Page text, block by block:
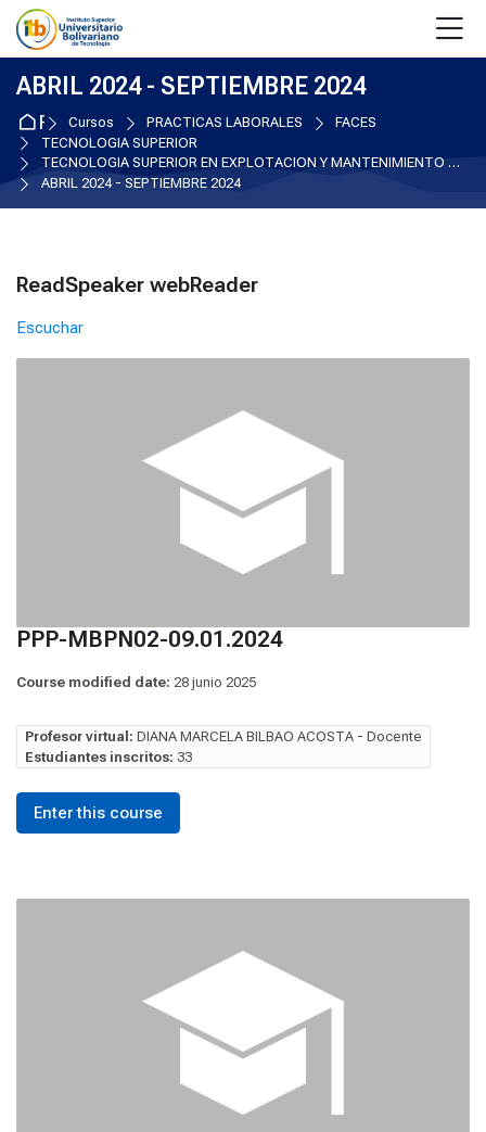
Skip to navigation
Skip to login form
Salta al contenido principal
Skip to accessibility options
Skip to footer
Skip accessibility options
ABRIL 2024 - SEPTIEMBRE 2024
Página Principal
Cursos PRACTICAS LABORALES
FACES
TECNOLOGIA SUPERIOR
TECNOLOGIA SUPERIOR EN EXPLOTACION Y MANTENIMIENTO DE EQUIPOS BIOMEDICOS
ABRIL 2024 - SEPTIEMBRE 2024
Bloques
Salta ReadSpeaker webReader
ReadSpeaker webReader
Escuchar
PPP-MBPN02-09.01.2024
Course modified date: 28 junio 2025
Profesor virtual: DIANA MARCELA BILBAO ACOSTA - Docente
Estudiantes inscritos: 33
Enter this course